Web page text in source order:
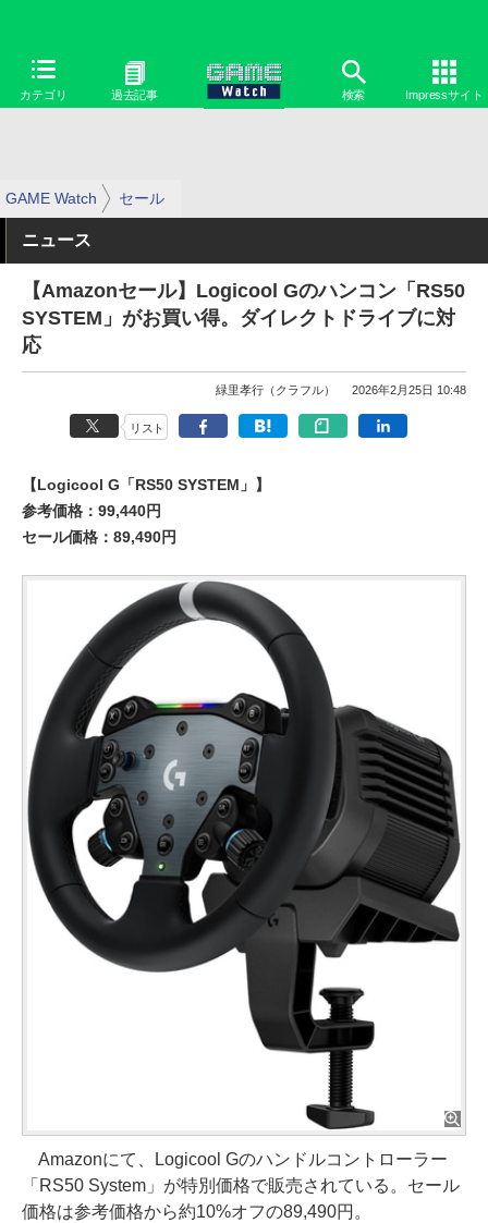
カテゴリ 過去記事 検索 Impressサイト
GAME Watch セール
ニュース
【Amazonセール】Logicool Gのハンコン「RS50
SYSTEM」がお買い得。ダイレクトドライブに対
応
緑里孝行（クラフル） 2026年2月25日 10:48
リスト
【Logicool G「RS50 SYSTEM」】
参考価格：99,440円
セール価格：89,490円
Amazonにて、Logicool Gのハンドルコントローラー
「RS50 System」が特別価格で販売されている。セール
価格は参考価格から約10%オフの89,490円。